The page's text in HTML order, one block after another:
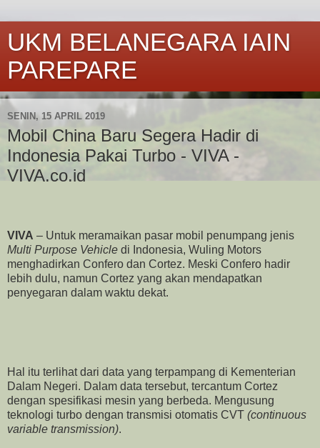
UKM BELANEGARA IAIN
PAREPARE
SENIN, 15 APRIL 2019
Mobil China Baru Segera Hadir di
Indonesia Pakai Turbo - VIVA -
VIVA.co.id
VIVA – Untuk meramaikan pasar mobil penumpang jenis
Multi Purpose Vehicle di Indonesia, Wuling Motors
menghadirkan Confero dan Cortez. Meski Confero hadir
lebih dulu, namun Cortez yang akan mendapatkan
penyegaran dalam waktu dekat.
Hal itu terlihat dari data yang terpampang di Kementerian
Dalam Negeri. Dalam data tersebut, tercantum Cortez
dengan spesifikasi mesin yang berbeda. Mengusung
teknologi turbo dengan transmisi otomatis CVT (continuous
variable transmission).